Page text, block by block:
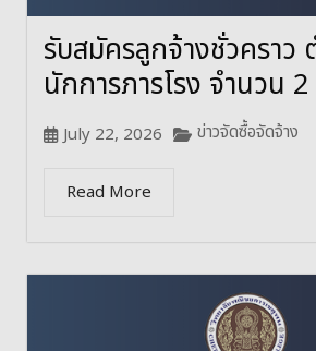
รับสมัครลูกจ้างชั่วคราว
นักการภารโรง จำนวน
July 22, 2026 ข่าวจัดซื้อจัดจ้าง
Read More